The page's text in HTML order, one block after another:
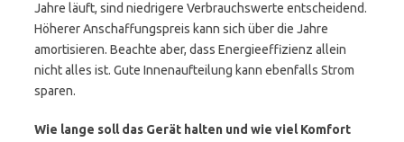
Jahre läuft, sind niedrigere Verbrauchswerte entscheidend.
Höherer Anschaffungspreis kann sich über die Jahre
amortisieren. Beachte aber, dass Energieeffizienz allein
nicht alles ist. Gute Innenaufteilung kann ebenfalls Strom
sparen.
Wie lange soll das Gerät halten und wie viel Komfort